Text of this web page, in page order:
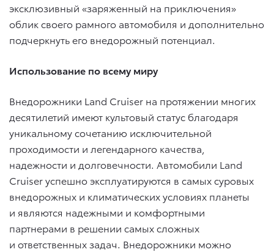
эксклюзивный «заряженный на приключения»
облик своего рамного автомобиля и дополнительно
подчеркнуть его внедорожный потенциал.
Использование по всему миру
Внедорожники Land Cruiser на протяжении многих
десятилетий имеют культовый статус благодаря
уникальному сочетанию исключительной
проходимости и легендарного качества,
надежности и долговечности. Автомобили Land
Cruiser успешно эксплуатируются в самых суровых
внедорожных и климатических условиях планеты
и являются надежными и комфортными
партнерами в решении самых сложных
и ответственных задач. Внедорожники можно